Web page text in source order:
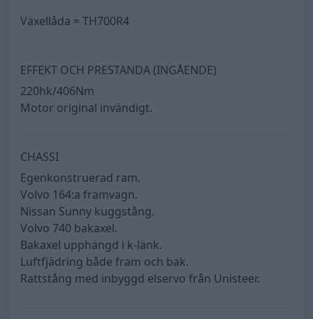
Växellåda = TH700R4
EFFEKT OCH PRESTANDA (INGÅENDE)
220hk/406Nm
Motor original invändigt.
CHASSI
Egenkonstruerad ram.
Volvo 164:a framvagn.
Nissan Sunny kuggstång.
Volvo 740 bakaxel.
Bakaxel upphängd i k-länk.
Luftfjädring både fram och bak.
Rattstång med inbyggd elservo från Unisteer.